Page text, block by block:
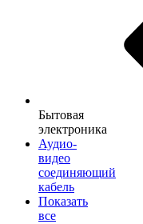
Бытовая
электроника
Аудио-
видео
соединяющий
кабель
Показать
все